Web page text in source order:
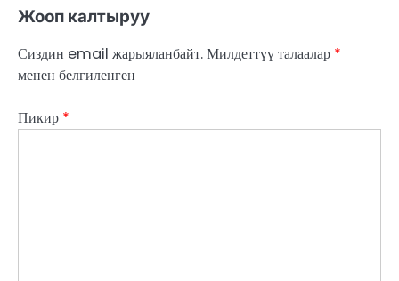
Жооп калтыруу
Сиздин email жарыяланбайт.Милдеттүү талаалар *
менен белгиленген
Пикир *